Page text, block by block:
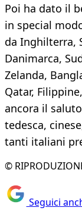
Poi ha dato il
in special
da Inghilterra,
Danimarca,
Zelanda,
Qatar,
ancora il
tedesca,
tanti italiani
©
Seguici